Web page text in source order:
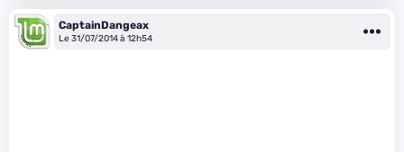
CaptainDangeax
Le 31/07/2014 à 12h54